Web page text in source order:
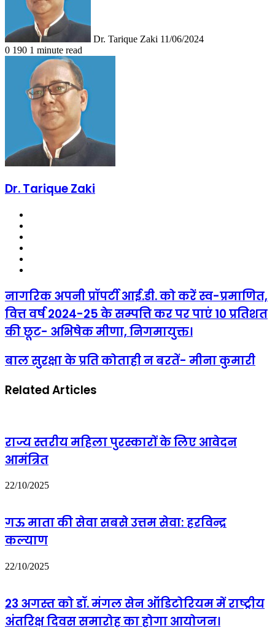
Dr. Tarique Zaki 11/06/2024
0 190 1 minute read
Dr. Tarique Zaki
नागरिक
अपनी
प्रॉपर्टी
आई.डी.
को
स्व-
प्रमाणित,
वर्ष
सम्पत्ति
कर
पर
पाएं
10
प्रतिशत
अभिषेक
मीणा,
निगमायुक्त।
नागरिक अपनी प्रॉपर्टी आई.डी. को करें स्व-प्रमाणित,
वित्त वर्ष 2024-25 के सम्पत्ति कर पर पाएं 10 प्रतिशत
की छूट- अभिषेक मीणा, निगमायुक्त।
बाल
सुरक्षा
प्रति
कुमारी
बाल सुरक्षा के प्रति कोताही न बरतें- मीना कुमारी
Related Articles
राज्य स्तरीय महिला पुरस्कारों के लिए आवेदन
आमंत्रित
22/10/2025
गऊ माता की सेवा सबसे उत्तम सेवा: हरविन्द्र
कल्याण
22/10/2025
23 अगस्त को डॉ. मंगल सेन ऑडिटोरियम में राष्ट्रीय
अंतरिक्ष दिवस समारोह का होगा आयोजन।